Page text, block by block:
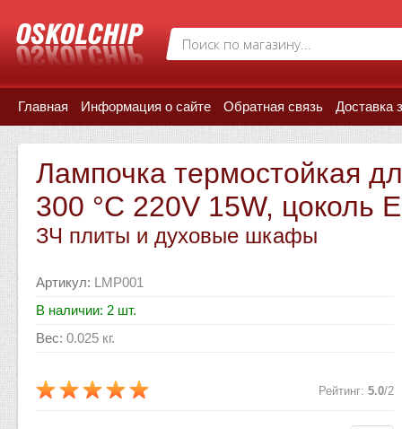
Главная Информация о сайте Обратная связь Доставка
Лампочка термостойкая
300 °С 220V 15W, цоколь
ЗЧ плиты и духовые шкафы
Артикул: LMP001
В наличии: 2 шт.
Вес: 0.025 кг.
Рейтинг: 5.0/2